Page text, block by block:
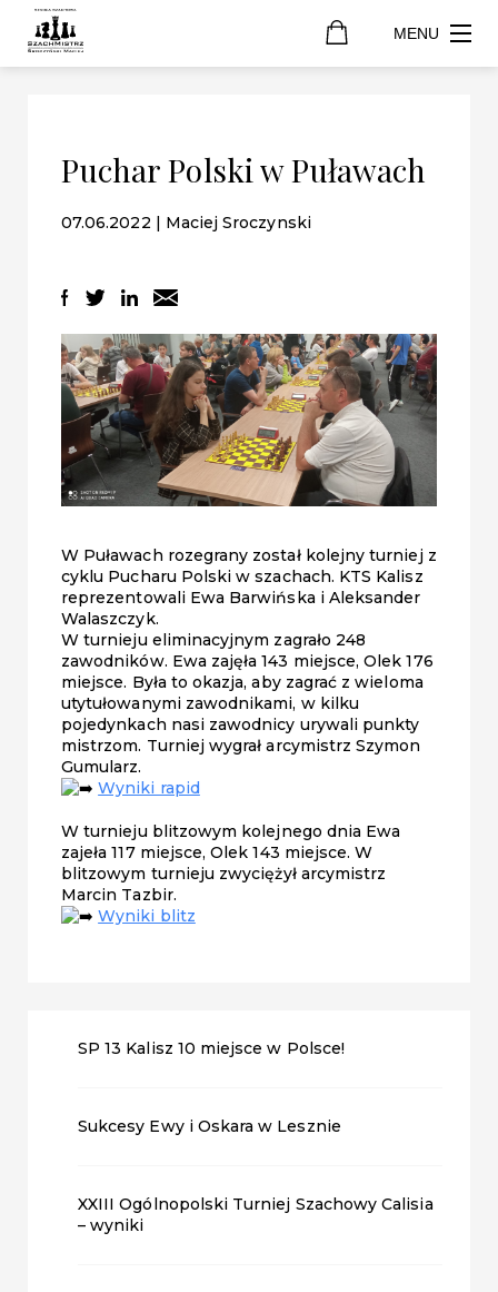
MENU
Puchar Polski w Puławach
07.06.2022 | Maciej Sroczynski
W Puławach rozegrany został kolejny turniej z
cyklu Pucharu Polski w szachach. KTS Kalisz
reprezentowali Ewa Barwińska i Aleksander
Walaszczyk.
W turnieju eliminacyjnym zagrało 248
zawodników. Ewa zajęła 143 miejsce, Olek 176
miejsce. Była to okazja, aby zagrać z wieloma
utytułowanymi zawodnikami, w kilku
pojedynkach nasi zawodnicy urywali punkty
mistrzom. Turniej wygrał arcymistrz Szymon
Gumularz.
Wyniki rapid
W turnieju blitzowym kolejnego dnia Ewa
zajeła 117 miejsce, Olek 143 miejsce. W
blitzowym turnieju zwyciężył arcymistrz
Marcin Tazbir.
Wyniki blitz
SP 13 Kalisz 10 miejsce w Polsce!
Sukcesy Ewy i Oskara w Lesznie
XXIII Ogólnopolski Turniej Szachowy Calisia
– wyniki